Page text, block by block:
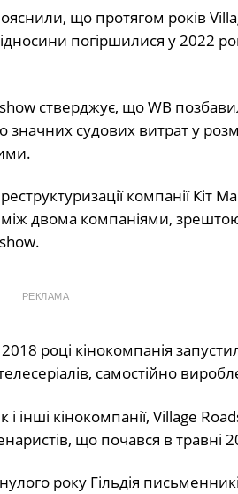
що протягом років
погіршилися у 2022
стверджує, що WB
значних судових витрат у
компанії
двома компаніями,
РЕКЛАМА
2018 році кінокомпанія
самостійно
і інші кінокомпанії, Village
що почався в травні
року Гільдія